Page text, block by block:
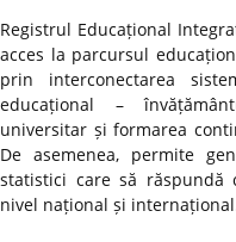
Registrul Educațional
acces la parcursul
prin interconectarea
educațional –
universitar și formarea
De asemenea, permite
statistici care să răspundă
nivel național și